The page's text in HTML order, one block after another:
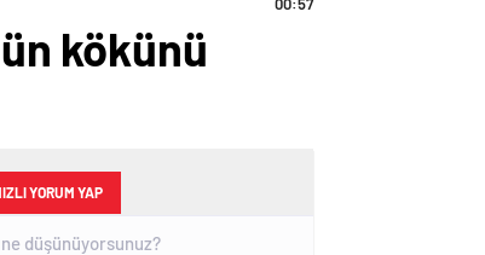
00:57
kökünü
YORUM YAP